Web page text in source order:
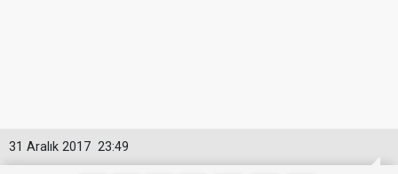
23:49
31 Aralık 2017